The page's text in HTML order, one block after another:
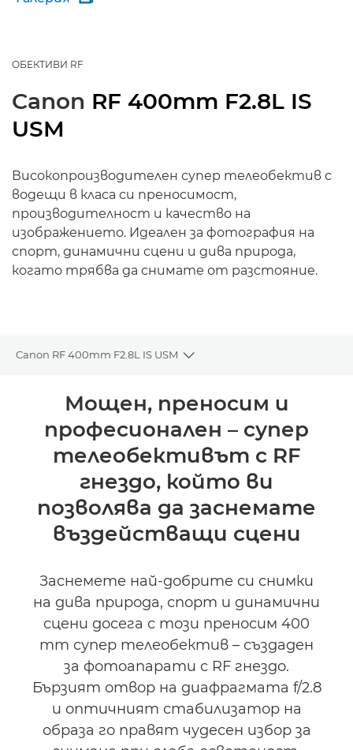
ОБЕКТИВИ RF
Canon RF 400mm F2.8L IS
USM
Високопроизводителен супер телеобектив с
водещи в класа си преносимост,
производителност и качество на
изображението. Идеален за фотография на
спорт, динамични сцени и дива природа,
когато трябва да снимате от разстояние.
Canon RF 400mm F2.8L IS USM
Toggle breadcrumbs
Спецификации
Мощен, преносим и
професионален – супер
телеобективът с RF
гнездо, който ви
позволява да заснемате
въздействащи сцени
Заснемете най-добрите си снимки
на дива природа, спорт и динамични
сцени досега с този преносим 400
mm супер телеобектив – създаден
за фотоапарати с RF гнездо.
Бързият отвор на диафрагмата f/2.8
и оптичният стабилизатор на
образа го правят чудесен избор за